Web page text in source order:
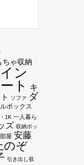
ちゃ収納
イン
ト キ
ソファ ダ
ボックス
1K 一人暮ら
ズ 収納ボッ
屋 安藤
のぞ
引き出し収